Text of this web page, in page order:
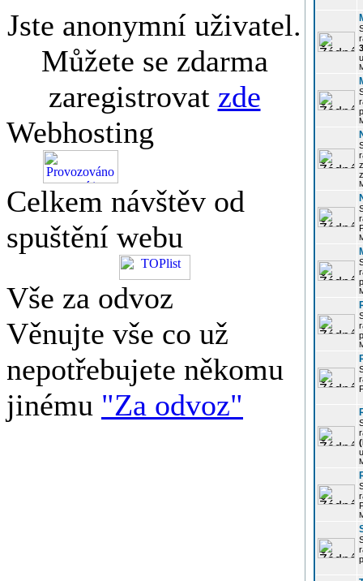
Jste anonymní uživatel.
Můžete se zdarma
zaregistrovat zde
Webhosting
Celkem návštěv od
spuštění webu
Vše za odvoz
Věnujte vše co už
nepotřebujete někomu
jinému "Za odvoz"